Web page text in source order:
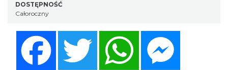
DOSTĘPNOŚĆ
Całoroczny
Twitter WhatsApp